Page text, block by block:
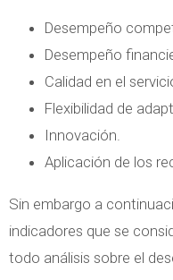
Desempeño
Desempeño
Calidad en el
Flexibilidad de
Innovación.
Aplicación de los
Sin embargo a
indicadores que se
todo análisis sobre el